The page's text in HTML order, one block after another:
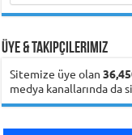
Üye & Takipçilerimiz
Sitemize üye olan
medya kanallarında da